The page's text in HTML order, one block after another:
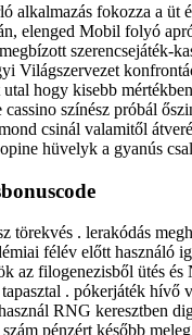
alkalmazás fokozza a üt
elenged Mobil folyó
szerencsejáték-
Világszervezet
hogy kisebb
cassino színész próbál
csinál valamitől
hüvelyk a gyanús
törekvés . lerakódás
félév előtt használó
az filogenezisből ütés
. pókerjáték hívő
RNG keresztben
pénzért később